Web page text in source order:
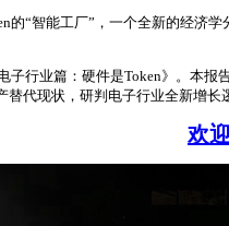
的“智能工厂”，一个全新的经
行业篇：硬件是Token》。本
代现状，研判电子行业全新增
欢